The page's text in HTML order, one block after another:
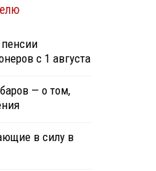
с 1 августа
— о том,
в силу в